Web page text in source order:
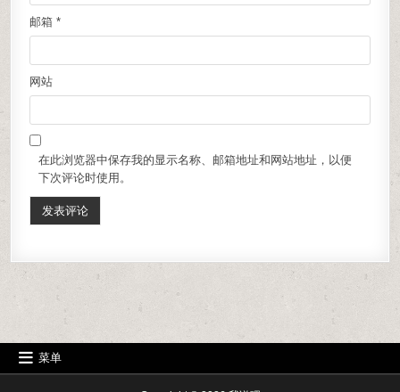
邮箱*
网站
在此浏览器中保存我的显示名称、邮箱地址和网站地址，以便
下次评论时使用。
菜单